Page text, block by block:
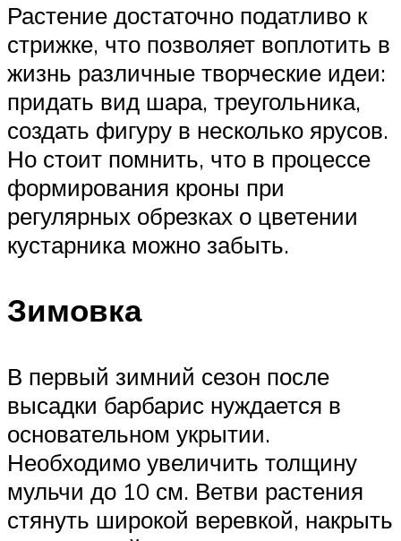
Растение достаточно податливо к
стрижке, что позволяет воплотить в
жизнь различные творческие идеи:
придать вид шара, треугольника,
создать фигуру в несколько ярусов.
Но стоит помнить, что в процессе
формирования кроны при
регулярных обрезках о цветении
кустарника можно забыть.
Зимовка
В первый зимний сезон после
высадки барбарис нуждается в
основательном укрытии.
Необходимо увеличить толщину
мульчи до 10 см. Ветви растения
стянуть широкой веревкой, накрыть